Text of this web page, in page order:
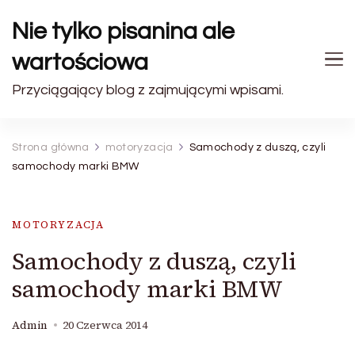
Nie tylko pisanina ale
wartościowa
Przyciągający blog z zajmującymi wpisami.
Strona główna motoryzacja
Samochody z duszą, czyli
samochody marki BMW
MOTORYZACJA
Samochody z duszą, czyli
samochody marki BMW
Admin 20 Czerwca 2014